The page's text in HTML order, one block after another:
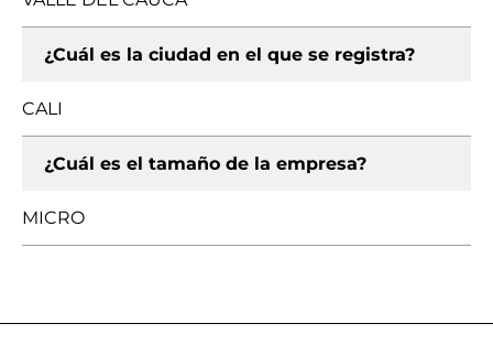
¿Cuál es la ciudad en el que se registra?
CALI
¿Cuál es el tamaño de la empresa?
MICRO